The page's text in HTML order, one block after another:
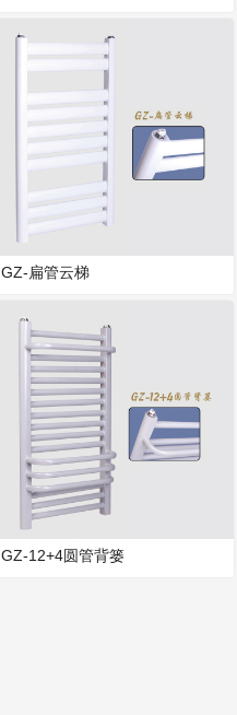
GZ-扁管云梯
GZ-12+4圆管背篓